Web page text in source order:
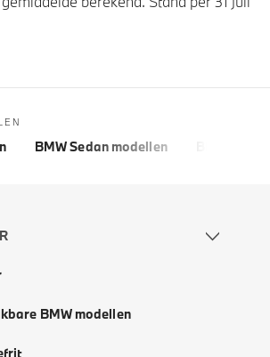
BMW Sedan modellen
BMW modellen